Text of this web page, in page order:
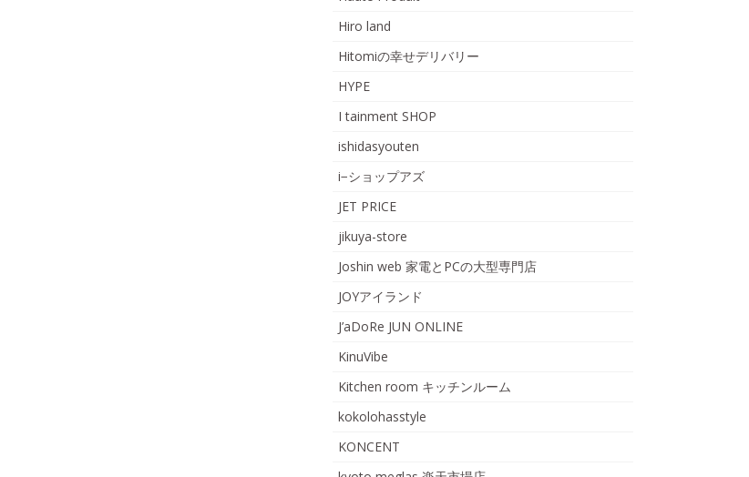
Hiro land
Hitomiの幸せデリバリー
HYPE
I tainment SHOP
ishidasyouten
i−ショップアズ
JET PRICE
jikuya-store
Joshin web 家電とPCの大型専門店
JOYアイランド
J’aDoRe JUN ONLINE
KinuVibe
Kitchen room キッチンルーム
kokolohasstyle
KONCENT